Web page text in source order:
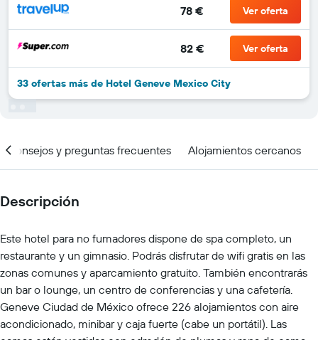
78 € Ver oferta
82 € Ver oferta
33 ofertas más de Hotel Geneve Mexico City
Consejos y preguntas frecuentes Alojamientos cercanos
Descripción
Este hotel para no fumadores dispone de spa completo, un
restaurante y un gimnasio. Podrás disfrutar de wifi gratis en las
zonas comunes y aparcamiento gratuito. También encontrarás
un bar o lounge, un centro de conferencias y una cafetería.
Geneve Ciudad de México ofrece 226 alojamientos con aire
acondicionado, minibar y caja fuerte (cabe un portátil). Las